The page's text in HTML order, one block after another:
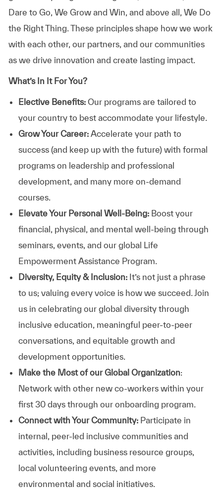
Dare to Go, We Grow and Win, and above all, We Do
the Right Thing. These principles shape how we work
with each other, our partners, and our communities
as we drive innovation and create lasting impact.
What’s In It For You?
Elective Benefits:Our programs are tailored to
your country to best accommodate your lifestyle.
Grow Your Career: Accelerate your path to
success (and keep up with the future) with formal
programs on leadership and professional
development, and many more on-demand
courses.
Elevate Your Personal Well-Being:Boost your
financial, physical, and mental well-being through
seminars, events, and our global Life
Empowerment Assistance Program.
Diversity, Equity & Inclusion: It’s not just a phrase
to us; valuing every voice is how we succeed. Join
us in celebrating our global diversity through
inclusive education, meaningful peer-to-peer
conversations, and equitable growth and
development opportunities.
Make the Most of our Global Organization:
Network with other new co-workers within your
first 30 days through our onboarding program.
Connect with Your Community:Participate in
internal, peer-led inclusive communities and
activities, including business resource groups,
local volunteering events, and more
environmental and social initiatives.